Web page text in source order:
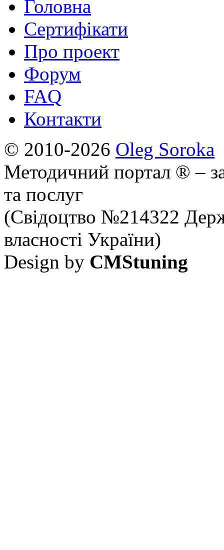
Головна
Сертифікати
Про проект
Форум
FAQ
Контакти
© 2010-2026 Oleg Soroka
Методичний портал ® –
та послуг
(Свідоцтво №214322
власності України)
Design by CMStuning